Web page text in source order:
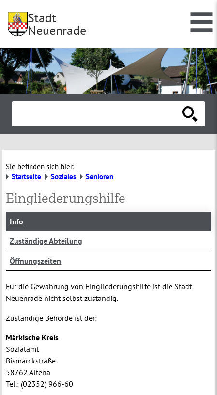
Stadt
Neuenrade
Sie befinden sich hier:
Startseite
Soziales Senioren
Eingliederungshilfe
Info
Zuständige Abteilung
Öffnungszeiten
Für die Gewährung von Eingliederungshilfe ist die Stadt
Neuenrade nicht selbst zuständig.
Zuständige Behörde ist der:
Märkische Kreis
Sozialamt
Bismarckstraße
58762 Altena
Tel.: (02352) 966-60